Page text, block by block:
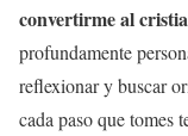
convertirme al
profundamente
reflexionar y buscar
cada paso que tomes